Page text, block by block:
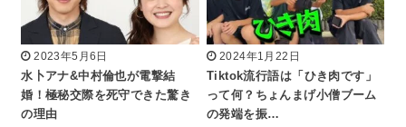
2023年5月6日
水卜アナ&中村倫也が電撃結
婚！極秘交際を死守できた驚き
の理由
2024年1月22日
Tiktok流行語は「ひき肉です」
って何？ちょんまげ小僧ブーム
の発端を振…